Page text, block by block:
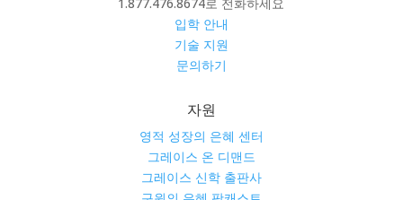
입학 안내
기술 지원
문의하기
자원
영적 성장의 은혜 센터
그레이스 온 디맨드
그레이스 신학 출판사